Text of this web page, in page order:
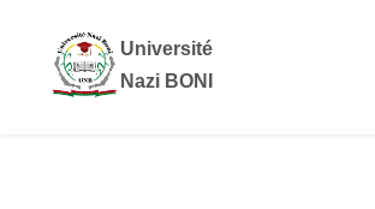
Université
Nazi BONI